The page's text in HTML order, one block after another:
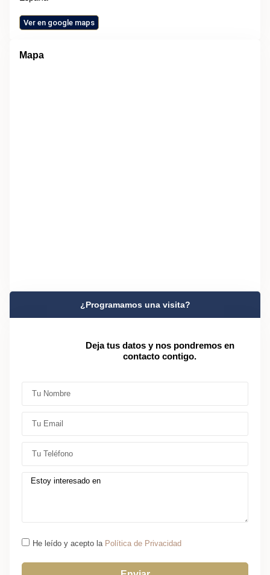
Ver en google maps
Mapa
¿Programamos una visita?
Deja tus datos y nos pondremos en
contacto contigo.
He leído y acepto la Política de Privacidad